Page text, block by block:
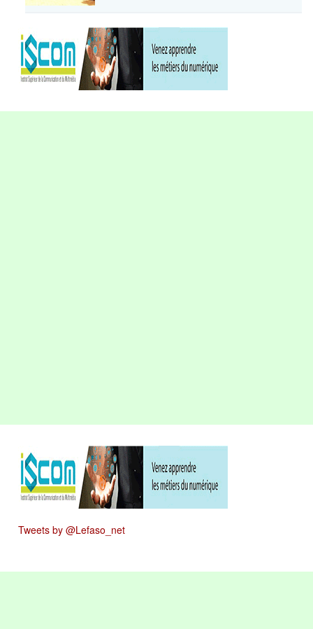
Tweets by @Lefaso_net